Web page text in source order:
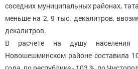
соседних муниципальных районах,
меньше на 2, 9 тыс. декалитров,
декалитров.
В расчете на душу населения
Новошешминском районе составила